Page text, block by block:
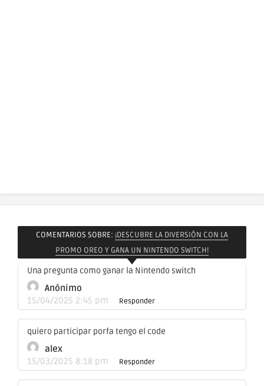
COMENTARIOS SOBRE: ¡DESCUBRE LA DIVERSIÓN CON LA
PROMO OREO Y GANA UN NINTENDO SWITCH!
Una pregunta como ganar la Nintendo switch
Anónimo
15/04/2025 2:45 pm
Responder
quiero participar porfa tengo el code
alex
15/03/2025 8:18 pm
Responder